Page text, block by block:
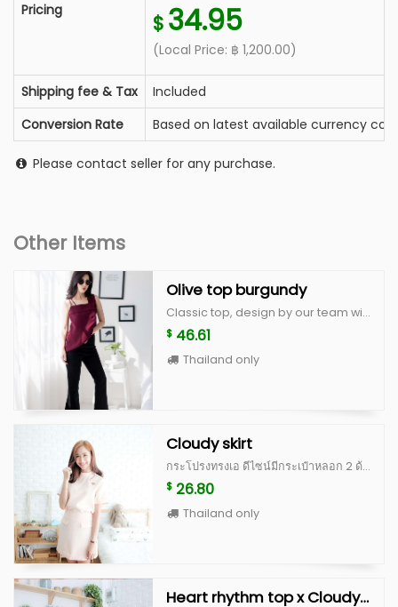
Pricing
$ 34.95
(Local Price: ฿ 1,200.00)
Shipping fee & Tax
Included
Conversion Rate
Based on latest available currency
Please contact seller for any purchase.
Other Items
Olive top burgundy
Classic top, design by our team with fashionable look made from quality fabric with good cutting Size S : bust 32” lenght 16” to 20” Size M : bust 34” lenght 16” to 20”
$ 46.61
Thailand only
Cloudy skirt
กระโปรงทรงเอ ดีไซน์มีกระเป๋าหลอก 2 ด้าน ตกแต่งรอยหยักที่ชายกระโปรง ทำให้ดูน่ารัก กุ๊กกิ๊ก ไม่เรียบจนเกินไป สามารถใส่ไปทำงาน หรือใส่ไปเที่ยวได้ค่ะ ตัวกระโปรงเก็บทรงสวย มีซิปซ่อนด้านหลัง ทำจากผ้านำเข้าเนื้อดี มีซับในและอัดกาวเต็มตัว คัดติ้งเนี้ยบ การันตีว่าได้ไปไม่ผิดหวังจริงๆค่ะ Color : white, peach, blue, beige scott (limited) **สำหรับสี beige scott จะเป็นผ้าญี่ปุ่นสั่งนำเข้าพิเศษ ลอตแรกมีจำนวนไม่เยอะค่ะ ^^ Size S : เอว 25” สะโพก 36” ยาว 15” Size M : เอว 26” สะโพก 37” ยาว 15”
$ 26.80
Thailand only
Heart rhythm top x Cloudy skirt